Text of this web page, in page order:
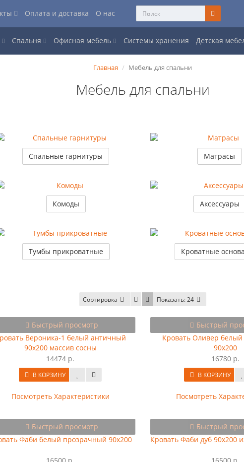
Оплата и доставка О нас
Спальня Офисная мебель Системы хранения Детская
Главная Мебель для спальни
Мебель для спальни
Спальные гарнитуры Матрасы
Комоды Аксессуары
Тумбы прикроватные Кроватные
Сортировка Показать:24
Быстрый просмотр
Вероника-1 белый античный
90х200 массив сосны
14474 р.
В КОРЗИНУ
Посмотреть Характеристики
Быстрый
Кровать Оливер
90х200
16780 р.
В КОРЗИНУ
Посмотреть
Быстрый просмотр
Фаби белый прозрачный 90х200
Быстрый
Кровать Фаби дуб 90х200